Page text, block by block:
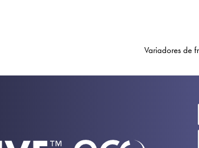
Variadores de